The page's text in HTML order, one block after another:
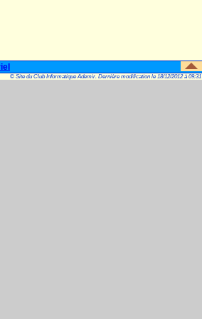
© Site du Club Informatique Ademir. Dernière modification le 18/12/2012 à 09:31